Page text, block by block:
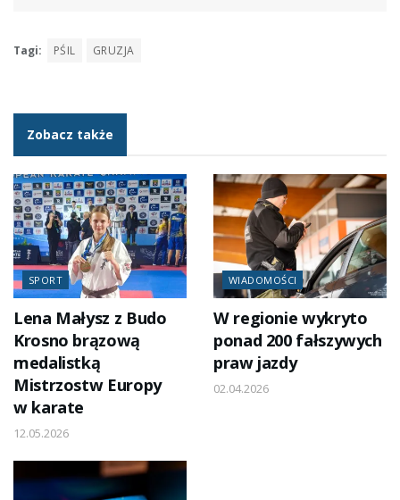
Tagi: PŚIL GRUZJA
Zobacz także
SPORT
Lena Małysz z Budo
Krosno brązową
medalistką
Mistrzostw Europy
w karate
12.05.2026
WIADOMOŚCI
W regionie wykryto
ponad 200 fałszywych
praw jazdy
02.04.2026